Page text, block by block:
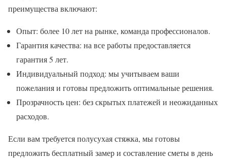
преимущества включают:
Опыт: более 10 лет на рынке, команда профессионалов.
Гарантия качества: на все работы предоставляется
гарантия 5 лет.
Индивидуальный подход: мы учитываем ваши
пожелания и готовы предложить оптимальные решения.
Прозрачность цен: без скрытых платежей и неожиданных
расходов.
Если вам требуется полусухая стяжка, мы готовы
предложить бесплатный замер и составление сметы в день